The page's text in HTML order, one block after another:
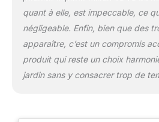
sur 7m
surface
adapté
piscine et
quant à elle, est impeccable, ce
négligeable. Enfin, bien que des
apparaître, c’est un compromis
produit qui reste un choix
jardin sans y consacrer trop de